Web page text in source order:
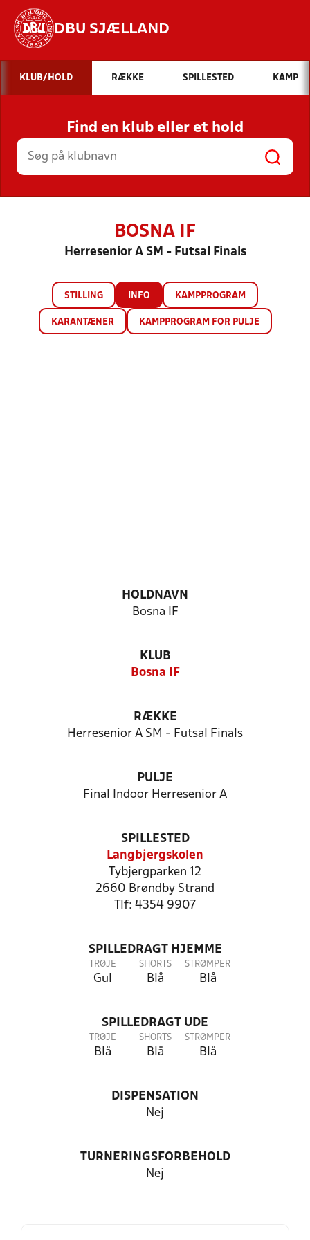
DBU SJÆLLAND
Hvad vil du søge efter?
INDHOLD OG NYHEDER
STILLINGER, RESULTATER, KLUBBER OG
HOLD
KLUB/HOLD RÆKKE SPILLESTED KAMP
Find en klub eller et hold
BOSNA IF
Herresenior A SM - Futsal Finals
STILLING INFO KAMPPROGRAM
KARANTÆNER KAMPPROGRAM FOR PULJE
HOLDNAVN
Bosna IF
KLUB
Bosna IF
RÆKKE
Herresenior A SM - Futsal Finals
PULJE
Final Indoor Herresenior A
SPILLESTED
Langbjergskolen
Tybjergparken 12
2660 Brøndby Strand
Tlf: 4354 9907
SPILLEDRAGT HJEMME
TRØJE
Gul
SHORTS
Blå
STRØMPER
Blå
SPILLEDRAGT UDE
TRØJE
Blå
SHORTS
Blå
STRØMPER
Blå
DISPENSATION
Nej
TURNERINGSFORBEHOLD
Nej